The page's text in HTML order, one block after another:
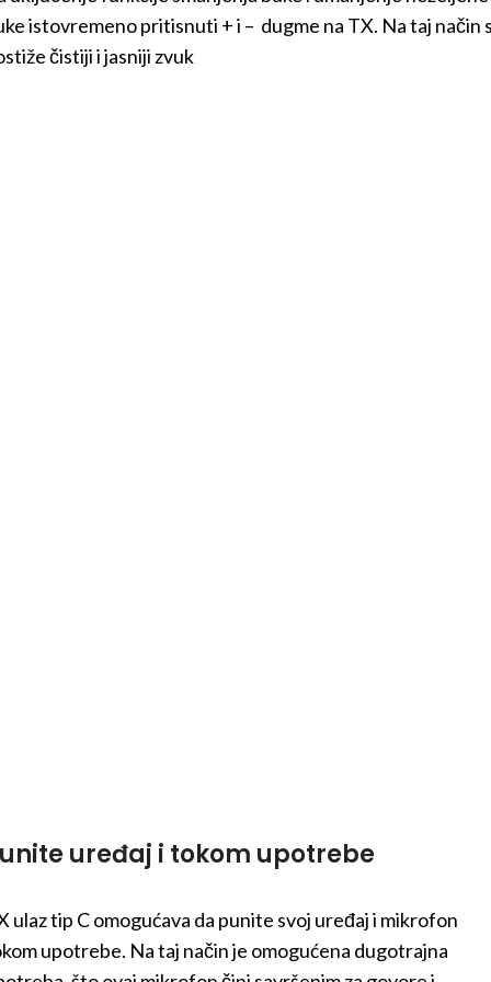
istovremeno pritisnuti + i – dugme na TX. Na taj način
čistiji i jasniji zvuk
uređaj i tokom upotrebe
ulaz tip C omogućava da punite svoj uređaj i mikrofon
upotrebe. Na taj način je omogućena dugotrajna